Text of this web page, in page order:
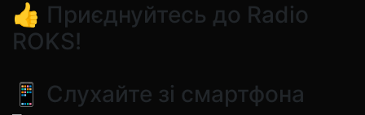
👍 Приєднуйтесь до Radio
ROKS!
📱 Слухайте зі смартфона